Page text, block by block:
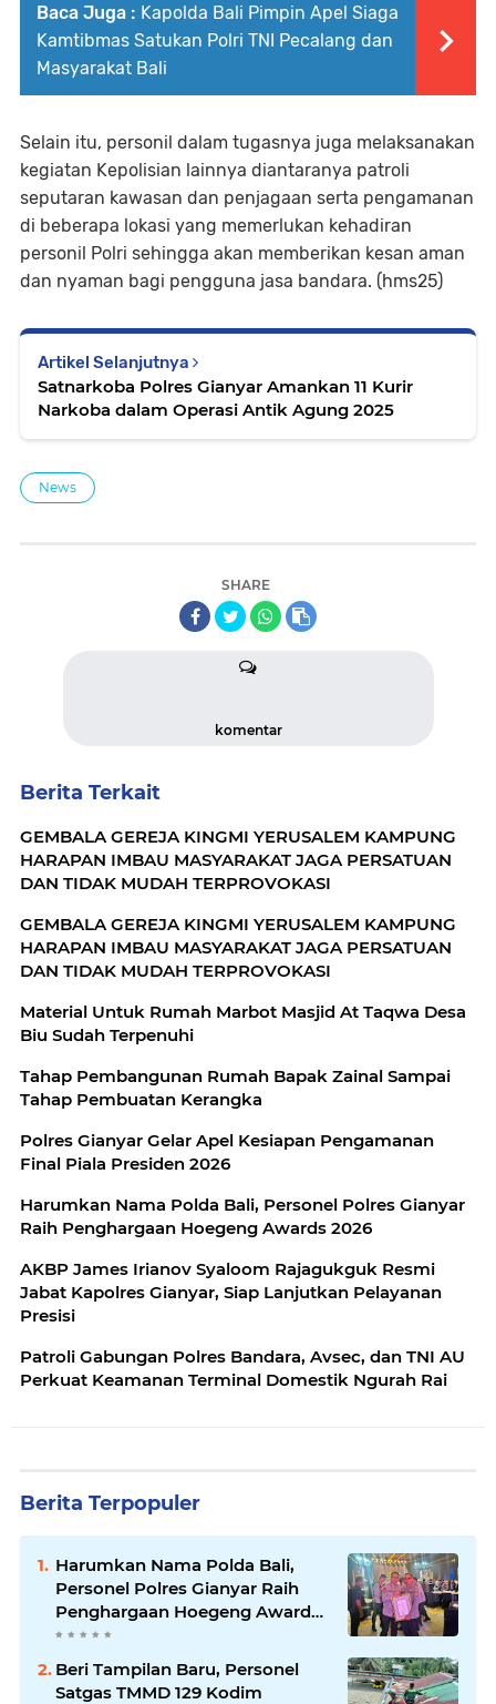
Baca Juga : Kapolda Bali Pimpin Apel Siaga
Kamtibmas Satukan Polri TNI Pecalang dan
Masyarakat Bali
Selain itu, personil dalam tugasnya juga melaksanakan
kegiatan Kepolisian lainnya diantaranya patroli
seputaran kawasan dan penjagaan serta pengamanan
di beberapa lokasi yang memerlukan kehadiran
personil Polri sehingga akan memberikan kesan aman
dan nyaman bagi pengguna jasa bandara. (hms25)
Artikel Selanjutnya
Satnarkoba Polres Gianyar Amankan 11 Kurir
Narkoba dalam Operasi Antik Agung 2025
News
SHARE
komentar
Berita Terkait
GEMBALA GEREJA KINGMI YERUSALEM KAMPUNG
HARAPAN IMBAU MASYARAKAT JAGA PERSATUAN
DAN TIDAK MUDAH TERPROVOKASI
GEMBALA GEREJA KINGMI YERUSALEM KAMPUNG
HARAPAN IMBAU MASYARAKAT JAGA PERSATUAN
DAN TIDAK MUDAH TERPROVOKASI
Material Untuk Rumah Marbot Masjid At Taqwa Desa
Biu Sudah Terpenuhi
Tahap Pembangunan Rumah Bapak Zainal Sampai
Tahap Pembuatan Kerangka
Polres Gianyar Gelar Apel Kesiapan Pengamanan
Final Piala Presiden 2026
Harumkan Nama Polda Bali, Personel Polres Gianyar
Raih Penghargaan Hoegeng Awards 2026
AKBP James Irianov Syaloom Rajagukguk Resmi
Jabat Kapolres Gianyar, Siap Lanjutkan Pelayanan
Presisi
Patroli Gabungan Polres Bandara, Avsec, dan TNI AU
Perkuat Keamanan Terminal Domestik Ngurah Rai
Berita Terpopuler
Harumkan Nama Polda Bali,
Personel Polres Gianyar Raih
Penghargaan Hoegeng Awards
2026
Beri Tampilan Baru, Personel
Satgas TMMD 129 Kodim